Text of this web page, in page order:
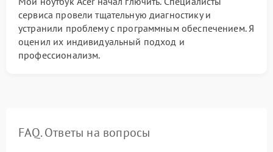
сервиса провели тщательную диагностику и
устранили проблему с программным обеспечением. Я
оценил их индивидуальный подход и
профессионализм.
FAQ. Ответы на вопросы